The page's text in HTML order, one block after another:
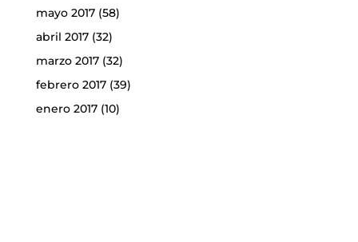
mayo 2017(58)
abril 2017(32)
marzo 2017(32)
febrero 2017(39)
enero 2017(10)